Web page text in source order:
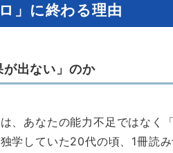
」に終わる理由
出ない」のか
、あなたの能力不足ではなく
学していた20代の頃、1冊読